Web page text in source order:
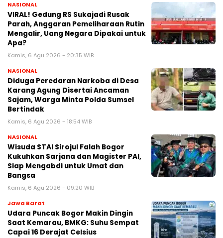
NASIONAL
VIRAL! Gedung RS Sukajadi Rusak
Parah, Anggaran Pemeliharaan Rutin
Mengalir, Uang Negara Dipakai untuk
Apa?
Kamis, 6 Agu 2026 - 20:35 WIB
NASIONAL
Diduga Peredaran Narkoba di Desa
Karang Agung Disertai Ancaman
Sajam, Warga Minta Polda Sumsel
Bertindak
Kamis, 6 Agu 2026 - 18:54 WIB
NASIONAL
Wisuda STAI Sirojul Falah Bogor
Kukuhkan Sarjana dan Magister PAI,
Siap Mengabdi untuk Umat dan
Bangsa
Kamis, 6 Agu 2026 - 09:20 WIB
Jawa Barat
Udara Puncak Bogor Makin Dingin
Saat Kemarau, BMKG: Suhu Sempat
Capai 16 Derajat Celsius